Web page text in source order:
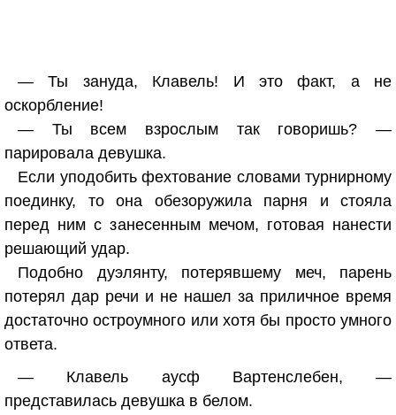
— Ты зануда, Клавель! И это факт, а не
оскорбление!
— Ты всем взрослым так говоришь? —
парировала девушка.
Если уподобить фехтование словами турнирному
поединку, то она обезоружила парня и стояла
перед ним с занесенным мечом, готовая нанести
решающий удар.
Подобно дуэлянту, потерявшему меч, парень
потерял дар речи и не нашел за приличное время
достаточно остроумного или хотя бы просто умного
ответа.
— Клавель аусф Вартенслебен, —
представилась девушка в белом.